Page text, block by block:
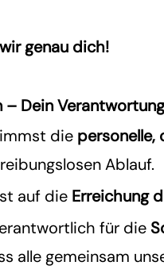
genau dich!
– Dein
die
Ablauf.
auf die Erreichung
für die
alle gemeinsam